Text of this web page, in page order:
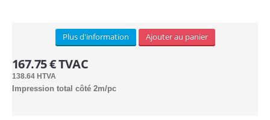
CONTACT
Plus d'information Ajouter au panier
167.75 € TVAC
138.64 HTVA
Impression total côté 2m/pc